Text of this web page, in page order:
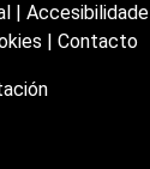
Accesibilidade
Contacto